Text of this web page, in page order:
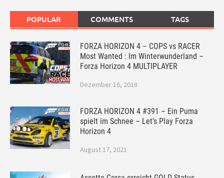
POPULAR COMMENTS TAGS
FORZA HORIZON 4 – COPS vs RACER
Most Wanted : Im Winterwunderland –
Forza Horizon 4 MULTIPLAYER
Dezember 16, 2018
FORZA HORIZON 4 #391 – Ein Puma
spielt im Schnee – Let’s Play Forza
Horizon 4
August 17, 2021